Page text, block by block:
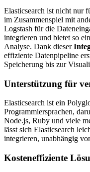
Elasticsearch ist nicht nur
im Zusammenspiel mit
Logstash für die
integrieren und bietet so
Analyse. Dank dieser
effiziente Datenpipeline
Speicherung bis zur
Unterstützung für
Elasticsearch ist ein
Programmiersprachen,
Node.js, Ruby und viele
lässt sich Elasticsearch
integrieren, unabhängig
Kosteneffiziente